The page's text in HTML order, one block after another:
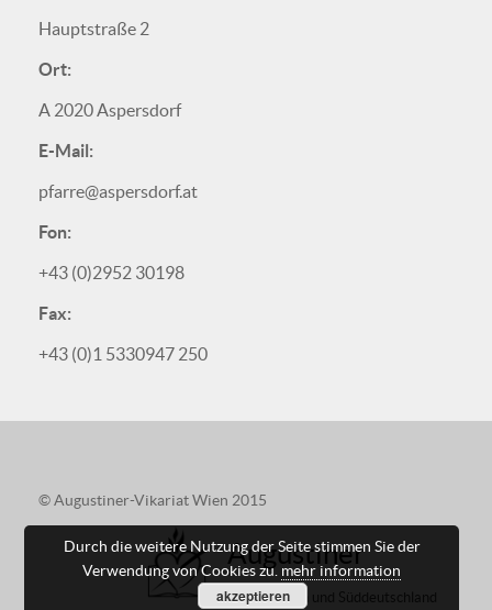
Hauptstraße 2
Ort:
A 2020 Aspersdorf
E-Mail:
pfarre@aspersdorf.at
Fon:
+43 (0)2952 30198
Fax:
+43 (0)1 5330947 250
© Augustiner-Vikariat Wien 2015
Augustiner
in Österreich und Süddeutschland
Durch die weitere Nutzung der Seite stimmen Sie der
Verwendung von Cookies zu. mehr information
akzeptieren